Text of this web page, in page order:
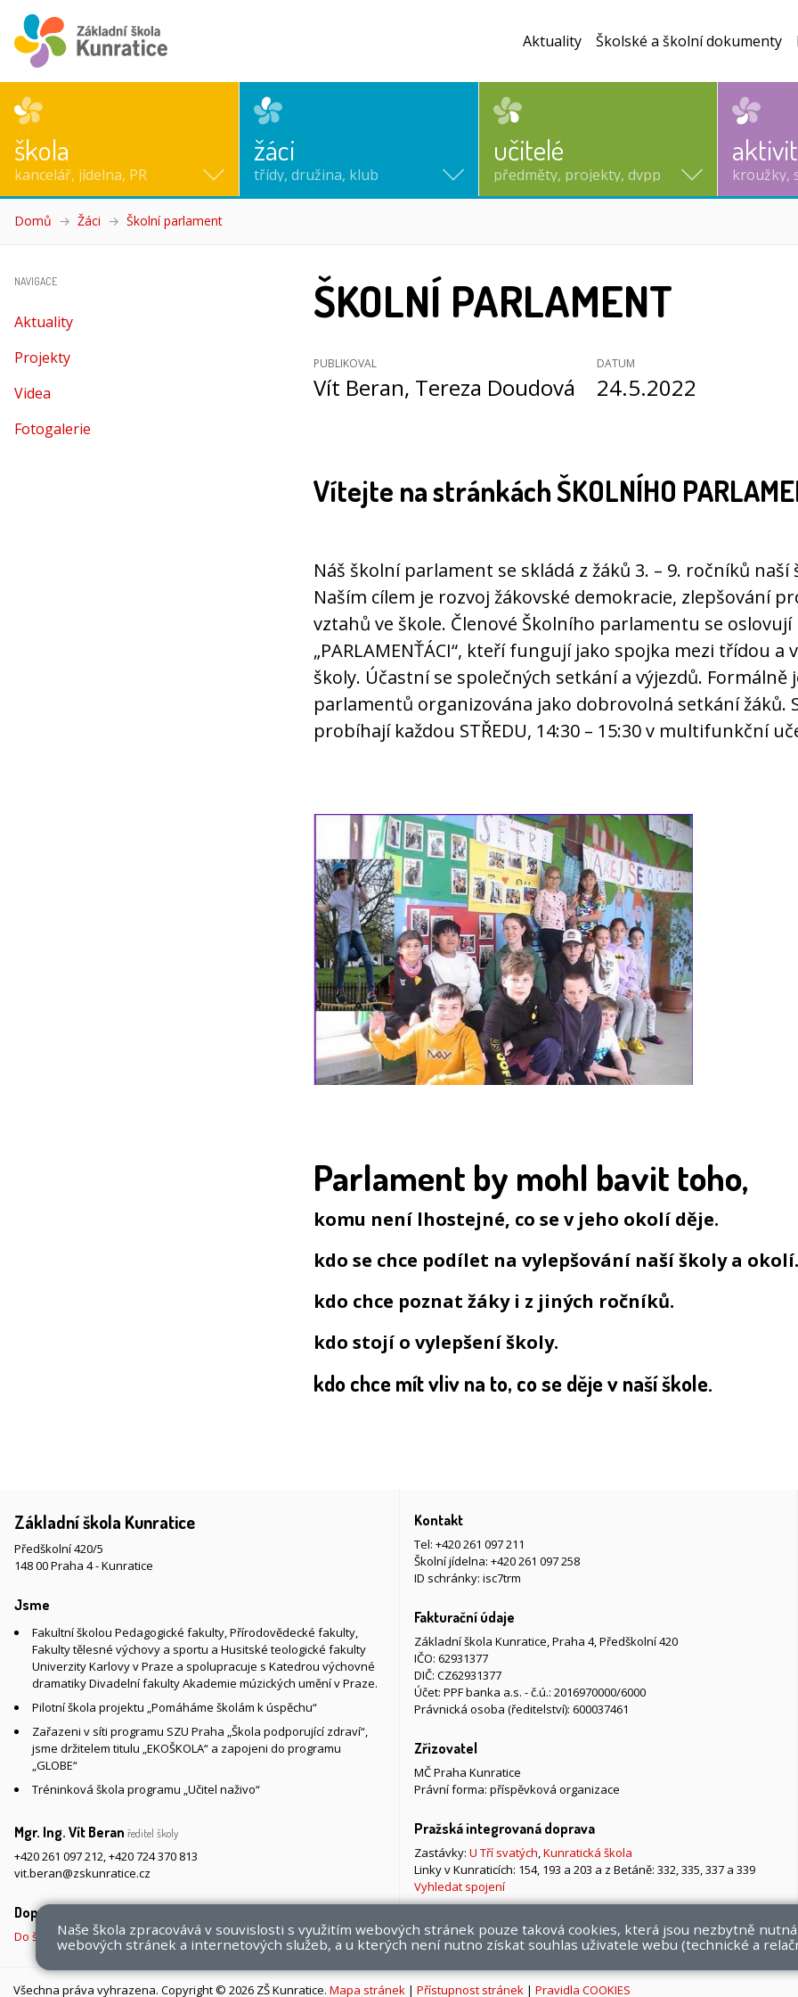
škola
kancelář, jídelna, PR
žáci
třídy, družina, klub
učitelé
předměty, projekty, dvpp kroužky,
Aktuality Školské a školní dokumenty
Domů Žáci Školní parlament
NAVIGACE
Aktuality
Projekty
Videa
Fotogalerie
ŠKOLNÍ PARLAMENT
PUBLIKOVAL
Vít Beran, Tereza Doudová
DATUM
24.5.2022
Vítejte na stránkách ŠKOLNÍHO
Náš školní parlament se skládá z žáků 3. – 9. ročníků naší
Naším cílem je rozvoj žákovské demokracie, zlepšování
vztahů ve škole. Členové Školního parlamentu se oslovují
„PARLAMENŤÁCI“, kteří fungují jako spojka mezi třídou a
školy. Účastní se společných setkání a výjezdů. Formálně
parlamentů organizována jako dobrovolná setkání žáků.
probíhají každou STŘEDU, 14:30 – 15:30 v multifunkční
Parlament by mohl bavit toho,
komu není lhostejné, co se v jeho okolí děje.
kdo se chce podílet na vylepšování naší školy a okolí.
kdo chce poznat žáky i z jiných ročníků.
kdo stojí o vylepšení školy.
kdo chce mít vliv na to, co se děje v naší škole.
Základní škola Kunratice
Předškolní 420/5
148 00 Praha 4 - Kunratice
Jsme
Fakultní školou Pedagogické fakulty, Přírodovědecké fakulty,
Fakulty tělesné výchovy a sportu a Husitské teologické fakulty
Univerzity Karlovy v Praze a spolupracuje s Katedrou výchovné
dramatiky Divadelní fakulty Akademie múzických umění v Praze.
Pilotní škola projektu „Pomáháme školám k úspěchu“
Zařazeni v síti programu SZU Praha „Škola podporující zdraví“,
jsme držitelem titulu „EKOŠKOLA“ a zapojeni do programu
„GLOBE“
Tréninková škola programu „Učitel naživo“
Mgr. Ing. Vít Beran ředitel školy
+420 261 097 212,+420 724 370 813
vit.beran@zskunratice.cz
Doprava do školy
Do školy pěšky, na kole nebo koloběžce, MHD, případně autem
Kontakt
Tel: +420 261 097 211
Školní jídelna: +420 261 097 258
ID schránky: isc7trm
Fakturační údaje
Základní škola Kunratice, Praha 4, Předškolní 420
IČO: 62931377
DIČ: CZ62931377
Účet: PPF banka a.s. - č.ú.: 2016970000/6000
Právnická osoba (ředitelství): 600037461
Zřizovatel
MČ Praha Kunratice
Právní forma: příspěvková organizace
Pražská integrovaná doprava
Zastávky: U Tří svatých,Kunratická škola
Linky v Kunraticích: 154, 193 a 203 a z Betáně: 332, 335, 337 a 339
Vyhledat spojení
Všechna práva vyhrazena. Copyright © 2026 ZŠ Kunratice. Mapa stránek | Přístupnost stránek | Pravidla COOKIES
Naše škola zpracovává v souvislosti s využitím webových stránek pouze taková cookies, která jsou nezbytně
webových stránek a internetových služeb, a u kterých není nutno získat souhlas uživatele webu (technické a